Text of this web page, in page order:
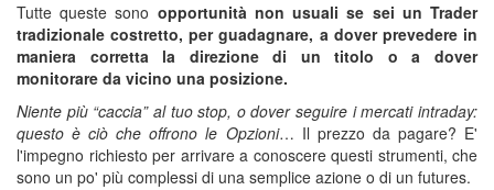
Tutte queste sono opportunità non usuali se sei un Trader
tradizionale costretto, per guadagnare, a dover prevedere in
maniera corretta la direzione di un titolo o a dover
monitorare da vicino una posizione.
Niente più “caccia” al tuo stop, o dover seguire i mercati intraday:
questo è ciò che offrono le Opzioni… Il prezzo da pagare? E'
l'impegno richiesto per arrivare a conoscere questi strumenti, che
sono un po' più complessi di una semplice azione o di un futures.